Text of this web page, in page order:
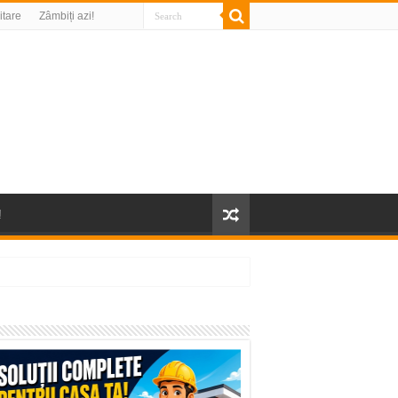
Zâmbiți azi!